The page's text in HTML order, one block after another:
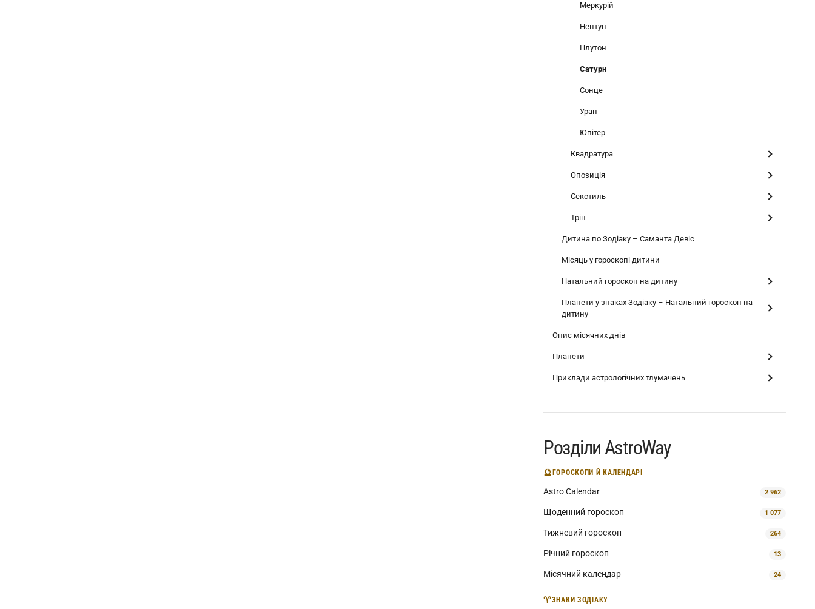
Меркурій
Нептун
Плутон
Сатурн
Сонце
Уран
Юпітер
Квадратура
Опозиція
Секстиль
Трін
Дитина по Зодіаку – Саманта Девіс
Місяць у гороскопі дитини
Натальний гороскоп на дитину
Планети у знаках Зодіаку – Натальний гороскоп на
дитину
Опис місячних днів
Планети
Приклади астрологічних тлумачень
Розділи AstroWay
🔮ГОРОСКОПИ Й КАЛЕНДАРІ
Astro Calendar 2 962
Щоденний гороскоп 1 077
Тижневий гороскоп 264
Річний гороскоп 13
Місячний календар 24
♈ЗНАКИ ЗОДІАКУ